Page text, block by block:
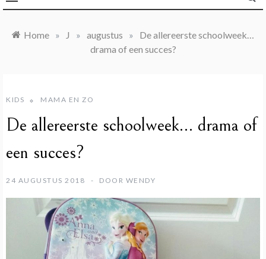
Home » J » augustus »
De allereerste schoolweek…
drama of een succes?
KIDS MAMA EN ZO
De allereerste schoolweek… drama of
een succes?
24 AUGUSTUS 2018 DOOR WENDY